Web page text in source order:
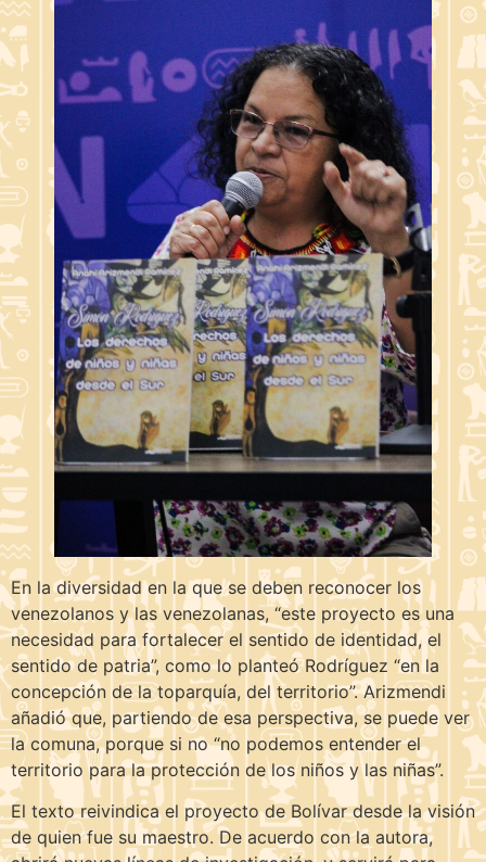
En la diversidad en la que se deben reconocer los
venezolanos y las venezolanas, “este proyecto es una
necesidad para fortalecer el sentido de identidad, el
sentido de patria”, como lo planteó Rodríguez “en la
concepción de la toparquía, del territorio”. Arizmendi
añadió que, partiendo de esa perspectiva, se puede ver
la comuna, porque si no “no podemos entender el
territorio para la protección de los niños y las niñas”.
El texto reivindica el proyecto de Bolívar desde la visión
de quien fue su maestro. De acuerdo con la autora,